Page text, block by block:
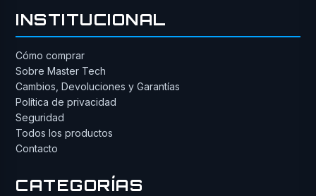
INSTITUCIONAL
Cómo comprar
Sobre Master Tech
Cambios, Devoluciones y Garantías
Política de privacidad
Seguridad
Todos los productos
Contacto
CATEGORÍAS